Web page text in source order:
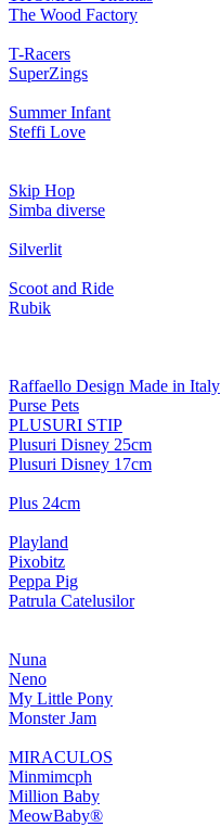
The Wood Factory
T-Racers
SuperZings
Summer Infant
Steffi Love
Skip Hop
Simba diverse
Silverlit
Scoot and Ride
Rubik
Raffaello Design Made in Italy
Purse Pets
PLUSURI STIP
Plusuri Disney 25cm
Plusuri Disney 17cm
Plus 24cm
Playland
Pixobitz
Peppa Pig
Patrula Catelusilor
Nuna
Neno
My Little Pony
Monster Jam
MIRACULOS
Minmimcph
Million Baby
MeowBaby®